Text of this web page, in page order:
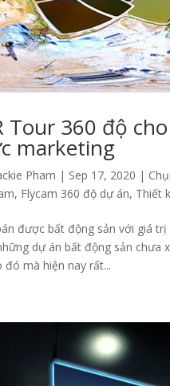
Tour 360 độ
marketing
Pham | Sep 17, 2020 |
, Flycam 360 độ dự án, Thiết
được bất động sản với giá
dự án bất động sản chưa
đó mà hiện nay rất...